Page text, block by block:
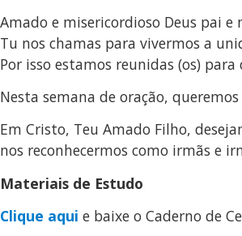
Amado e misericordioso Deus pai e
Tu nos chamas para vivermos a
Por isso estamos reunidas (os)
Nesta semana de oração,
Em Cristo, Teu Amado Filho,
nos reconhecermos como irmãs e
Materiais de Estudo
Clique aqui e baixe o Caderno de